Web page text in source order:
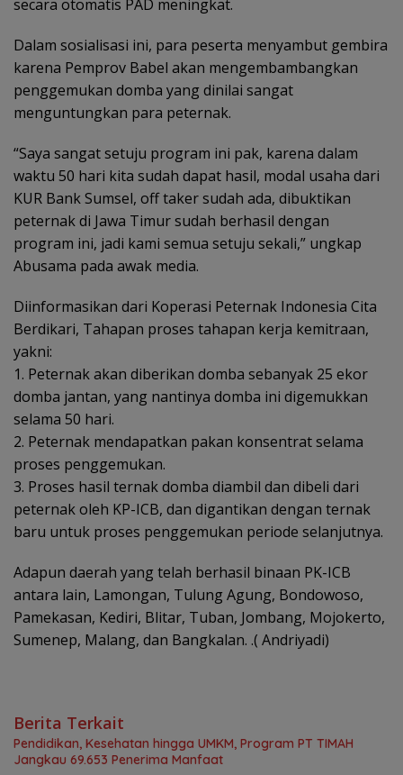
secara otomatis PAD meningkat.
Dalam sosialisasi ini, para peserta menyambut gembira
karena Pemprov Babel akan mengembambangkan
penggemukan domba yang dinilai sangat
menguntungkan para peternak.
“Saya sangat setuju program ini pak, karena dalam
waktu 50 hari kita sudah dapat hasil, modal usaha dari
KUR Bank Sumsel, off taker sudah ada, dibuktikan
peternak di Jawa Timur sudah berhasil dengan
program ini, jadi kami semua setuju sekali,” ungkap
Abusama pada awak media.
Diinformasikan dari Koperasi Peternak Indonesia Cita
Berdikari, Tahapan proses tahapan kerja kemitraan,
yakni:
1. Peternak akan diberikan domba sebanyak 25 ekor
domba jantan, yang nantinya domba ini digemukkan
selama 50 hari.
2. Peternak mendapatkan pakan konsentrat selama
proses penggemukan.
3. Proses hasil ternak domba diambil dan dibeli dari
peternak oleh KP-ICB, dan digantikan dengan ternak
baru untuk proses penggemukan periode selanjutnya.
Adapun daerah yang telah berhasil binaan PK-ICB
antara lain, Lamongan, Tulung Agung, Bondowoso,
Pamekasan, Kediri, Blitar, Tuban, Jombang, Mojokerto,
Sumenep, Malang, dan Bangkalan. .( Andriyadi)
Berita Terkait
Pendidikan, Kesehatan hingga UMKM, Program PT TIMAH
Jangkau 69.653 Penerima Manfaat